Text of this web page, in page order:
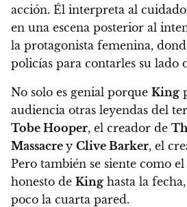
acción. Él interpreta al
en una escena posterior al
la protagonista femenina,
policías para contarles su lado
No solo es genial porque King
audiencia otras leyendas del
Tobe Hooper, el creador de
Massacre y Clive Barker, el
Pero también se siente como
honesto de King hasta la fecha
poco la cuarta pared.